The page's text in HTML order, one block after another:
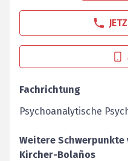
Fachrichtung
Psychoanalytische
Weitere Schwerpunkte
Kircher-Bolaños